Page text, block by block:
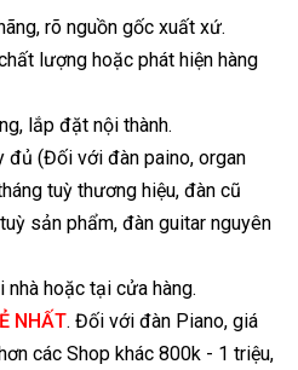
rõ nguồn gốc xuất xứ.
lượng hoặc phát hiện hàng
lắp đặt nội thành.
đủ (Đối với đàn paino, organ
tuỳ thương hiệu, đàn cũ
sản phẩm, đàn guitar nguyên
hoặc tại cửa hàng.
NHẤT. Đối với đàn Piano, giá
các Shop khác 800k - 1 triệu,